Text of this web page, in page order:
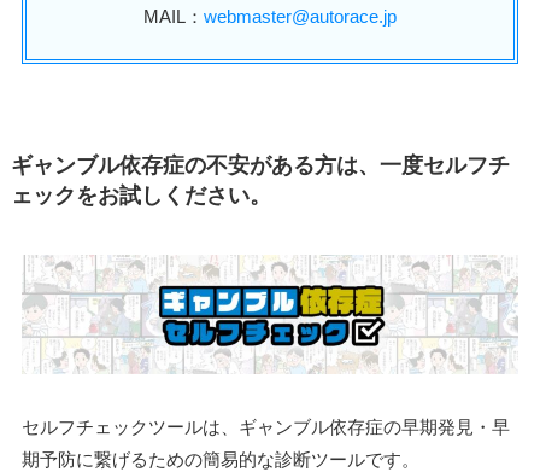
MAIL： webmaster@autorace.jp
ギャンブル依存症の不安がある方は、一度セルフチ
ェックをお試しください。
セルフチェックツールは、ギャンブル依存症の早期発見・早
期予防に繋げるための簡易的な診断ツールです。